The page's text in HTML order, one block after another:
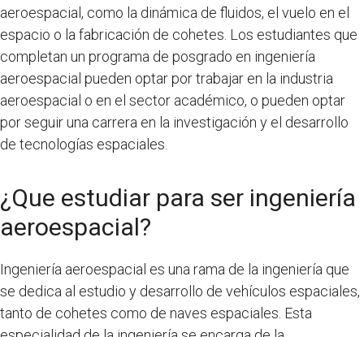
aeroespacial, como la dinámica de fluidos, el vuelo en el
espacio o la fabricación de cohetes. Los estudiantes que
completan un programa de posgrado en ingeniería
aeroespacial pueden optar por trabajar en la industria
aeroespacial o en el sector académico, o pueden optar
por seguir una carrera en la investigación y el desarrollo
de tecnologías espaciales.
¿Que estudiar para ser ingeniería
aeroespacial?
Ingeniería aeroespacial es una rama de la ingeniería que
se dedica al estudio y desarrollo de vehículos espaciales,
tanto de cohetes como de naves espaciales. Esta